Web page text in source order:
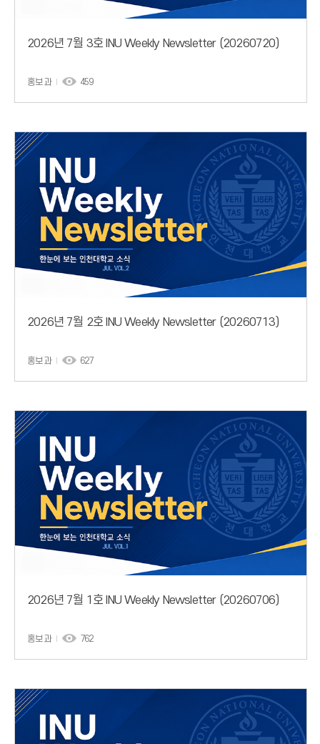
2026년 7월 3호 INU Weekly Newsletter (20260720)
홍보과 459
2026년 7월 2호 INU Weekly Newsletter (20260713)
홍보과 627
2026년 7월 1호 INU Weekly Newsletter (20260706)
홍보과 762